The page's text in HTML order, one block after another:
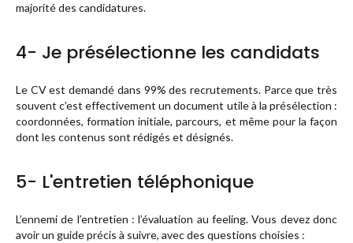
majorité des candidatures.
4- Je présélectionne les candidats
Le CV est demandé dans 99% des recrutements. Parce que très
souvent c’est effectivement un document utile à la présélection :
coordonnées, formation initiale, parcours, et même pour la façon
dont les contenus sont rédigés et désignés.
5- L'entretien téléphonique
L’ennemi de l’entretien : l’évaluation au feeling. Vous devez donc
avoir un guide précis à suivre, avec des questions choisies :